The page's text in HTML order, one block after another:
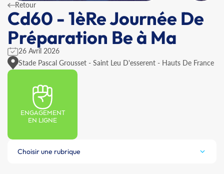
Retour
Cd60 - 1èRe Journée De
Préparation Be à Ma
26 Avril 2026
Stade Pascal Grousset - Saint Leu D'esserent - Hauts De France
ENGAGEMENT
EN LIGNE
Choisir une rubrique